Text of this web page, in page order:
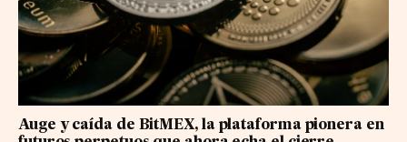
Auge y caída de BitMEX, la plataforma pionera en